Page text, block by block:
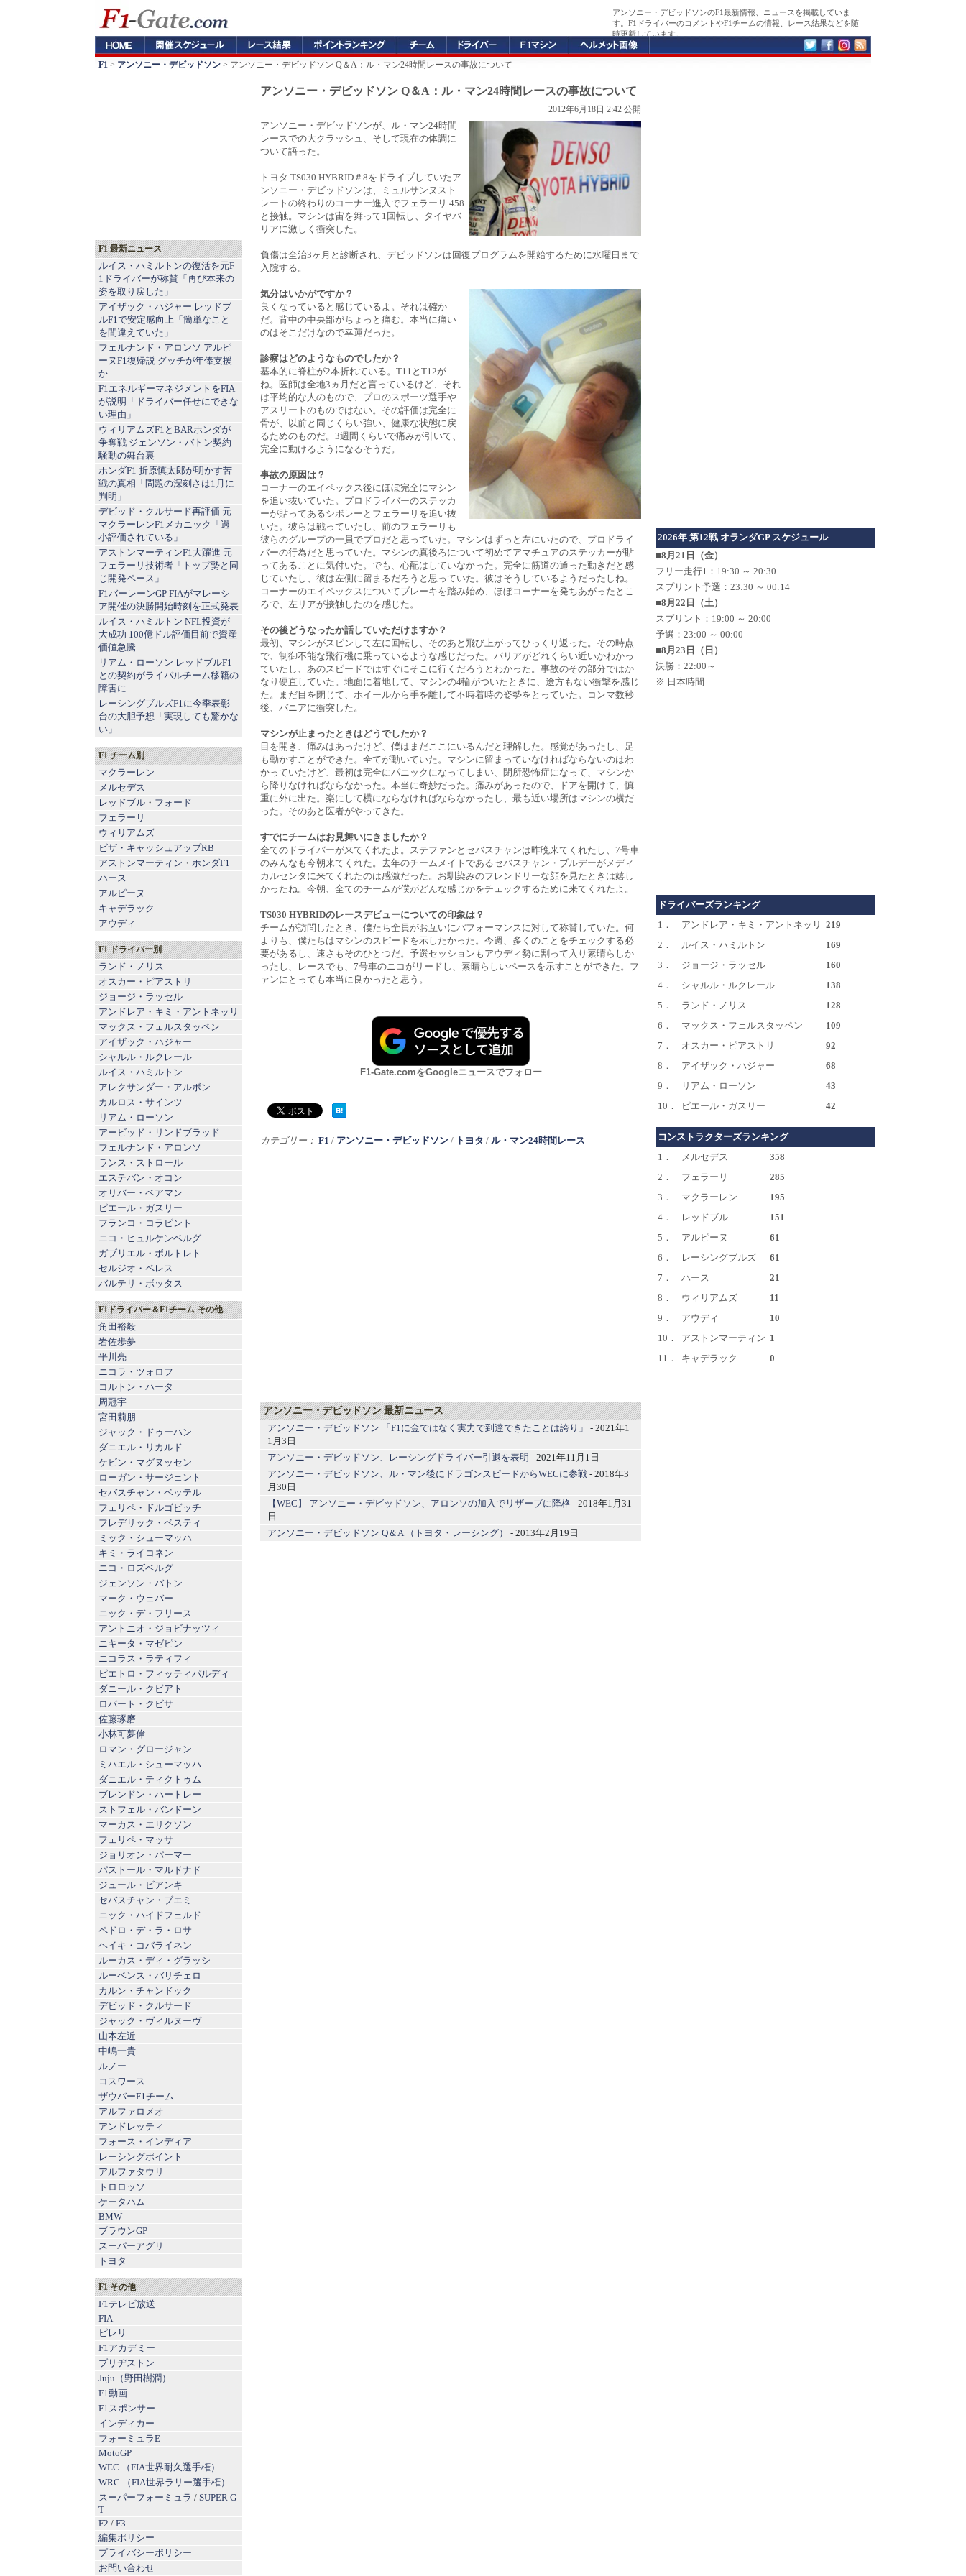
アンソニー・デビッドソンのF1最新情報、ニュースを掲載していま
す。F1ドライバーのコメントやF1チームの情報、レース結果などを随
時更新しています。
F1 > アンソニー・デビッドソン > アンソニー・デビッドソン Q＆A：ル・マン24時間レースの事故について
アンソニー・デビッドソン Q＆A：ル・マン24時間レースの事故について
2012年6月18日 2:42 公開
アンソニー・デビッドソンが、ル・マン24時間
レースでの大クラッシュ、そして現在の体調に
ついて語った。
トヨタ TS030 HYBRID＃8をドライブしていたア
ンソニー・デビッドソンは、ミュルサンヌスト
レートの終わりのコーナー進入でフェラーリ 458
と接触。マシンは宙を舞って1回転し、タイヤバ
リアに激しく衝突した。
負傷は全治3ヶ月と診断され、デビッドソンは回復プログラムを開始するために水曜日まで
入院する。
気分はいかがですか？
良くなっていると感じているよ。それは確か
だ。背中の中央部がちょっと痛む。本当に痛い
のはそこだけなので幸運だった。
診察はどのようなものでしたか？
基本的に脊柱が2本折れている。T11とT12が
ね。医師は全地3ヵ月だと言っているけど、それ
は平均的な人のもので、プロのスポーツ選手や
アスリートのものではない。その評価は完全に
骨が、以前と同じくらい強い、健康な状態に戻
るためのものだ。3週間くらいで痛みが引いて、
完全に動けるようになるそうだ。
事故の原因は？
コーナーのエイペックス後にほぼ完全にマシン
を追い抜いていた。プロドライバーのステッカ
ーが貼ってあるシボレーとフェラーリを追い抜
いた。彼らは戦っていたし、前のフェラーリも
彼らのグループの一員でプロだと思っていた。マシンはずっと左にいたので、プロドライ
バーの行為だと思っていた。マシンの真後ろについて初めてアマチュアのステッカーが貼
ってあることに気付いた。でも、心配はしていなかった。完全に筋道の通った動きだと感
じていたし、彼は左側に留まるだろうと思っていた。彼はそうしているようだったしね。
コーナーのエイペックスについてブレーキを踏み始め、ほぼコーナーを発ちあがったとこ
ろで、左リアが接触したのを感じた。
その後どうなったか話していただけますか？
最初、マシンがスピンして左に回転し、そのあと飛び上がってひっくり返った。その時点
で、制御不能な飛行機に乗っているような感じだった。バリアがどれくらい近いかわかっ
ていたし、あのスピードではすぐにそこに行くだろうとわかった。事故のその部分ではか
なり硬直していた。地面に着地して、マシンの4輪がついたときに、途方もない衝撃を感じ
た。まだ目を閉じて、ホイールから手を離して不時着時の姿勢をとっていた。コンマ数秒
後、バニアに衝突した。
マシンが止まったときはどうでしたか？
目を開き、痛みはあったけど、僕はまだここにいるんだと理解した。感覚があったし、足
も動かすことができた。全てが動いていた。マシンに留まっていなければならないのはわ
かっていたけど、最初は完全にパニックになってしまい、閉所恐怖症になって、マシンか
ら降りなければならなかった。本当に奇妙だった。痛みがあったので、ドアを開けて、慎
重に外に出た。楽にして横にならなければならなかったし、最も近い場所はマシンの横だ
った。そのあと医者がやってきた。
すでにチームはお見舞いにきましたか？
全てのドライバーが来てくれたよ。ステファンとセバスチャンは昨晩来てくれたし、7号車
のみんなも今朝来てくれた。去年のチームメイトであるセバスチャン・ブルデーがメディ
カルセンタに来てくれたのは感激だった。お馴染みのフレンドリーな顔を見たときは嬉し
かったね。今朝、全てのチームが僕がどんな感じかをチェックするために来てくれたよ。
TS030 HYBRIDのレースデビューについての印象は？
チームが訪問したとき、僕たち全員がお互いにパフォーマンスに対して称賛していた。何
よりも、僕たちはマシンのスピードを示したかった。今週、多くのことをチェックする必
要があるし、速さもそのひとつだ。予選セッションもアウディ勢に割って入り素晴らしか
ったし、レースでも、7号車のニコがリードし、素晴らしいペースを示すことができた。フ
ァンにとっても本当に良かったと思う。
F1-Gate.comをGoogleニュースでフォロー
カテゴリー： F1 / アンソニー・デビッドソン / トヨタ / ル・マン24時間レース
アンソニー・デビッドソン 最新ニュース
アンソニー・デビッドソン 「F1に金ではなく実力で到達できたことは誇り」
- 2021年1
1月3日
アンソニー・デビッドソン、レーシングドライバー引退を表明 - 2021年11月1日
アンソニー・デビッドソン、ル・マン後にドラゴンスピードからWECに参戦 - 2018年3
月30日
【WEC】 アンソニー・デビッドソン、アロンソの加入でリザーブに降格 - 2018年1月31
日
アンソニー・デビッドソン Q＆A （トヨタ・レーシング）
- 2013年2月19日
F1 最新ニュース
ルイス・ハミルトンの復活を元F
1ドライバーが称賛「再び本来の
姿を取り戻した」
アイザック・ハジャー レッドブ
ルF1で安定感向上「簡単なこと
を間違えていた」
フェルナンド・アロンソ アルピ
ーヌF1復帰説 グッチが年俸支援
か
F1エネルギーマネジメントをFIA
が説明「ドライバー任せにできな
い理由」
ウィリアムズF1とBARホンダが
争奪戦 ジェンソン・バトン契約
騒動の舞台裏
ホンダF1 折原慎太郎が明かす苦
戦の真相「問題の深刻さは1月に
判明」
デビッド・クルサード再評価 元
マクラーレンF1メカニック「過
小評価されている」
アストンマーティンF1大躍進 元
フェラーリ技術者「トップ勢と同
じ開発ペース」
F1バーレーンGP FIAがマレーシ
ア開催の決勝開始時刻を正式発表
ルイス・ハミルトン NFL投資が
大成功 100億ドル評価目前で資産
価値急騰
リアム・ローソン レッドブルF1
との契約がライバルチーム移籍の
障害に
レーシングブルズF1に今季表彰
台の大胆予想「実現しても驚かな
い」
F1 チーム別
マクラーレン
メルセデス
レッドブル ・ フォード
フェラーリ
ウィリアムズ
ビザ・キャッシュアップRB
アストンマーティン ・ ホンダF1
ハース
アルピーヌ
キャデラック
アウディ
F1 ドライバー別
ランド・ノリス
オスカー・ピアストリ
ジョージ・ラッセル
アンドレア・キミ・アントネッリ
マックス・フェルスタッペン
アイザック・ハジャー
シャルル・ルクレール
ルイス・ハミルトン
アレクサンダー・アルボン
カルロス・サインツ
リアム・ローソン
アービッド・リンドブラッド
フェルナンド・アロンソ
ランス・ストロール
エステバン・オコン
オリバー・ベアマン
ピエール・ガスリー
フランコ・コラピント
ニコ・ヒュルケンベルグ
ガブリエル・ボルトレト
セルジオ・ペレス
バルテリ・ボッタス
F1ドライバー＆F1チーム その他
角田裕毅
岩佐歩夢
平川亮
ニコラ・ツォロフ
コルトン・ハータ
周冠宇
宮田莉朋
ジャック・ドゥーハン
ダニエル・リカルド
ケビン・マグヌッセン
ローガン・サージェント
セバスチャン・ベッテル
フェリペ・ドルゴビッチ
フレデリック・ベスティ
ミック・シューマッハ
キミ・ライコネン
ニコ・ロズベルグ
ジェンソン・バトン
マーク・ウェバー
ニック・デ・フリース
アントニオ・ジョビナッツィ
ニキータ・マゼピン
ニコラス・ラティフィ
ピエトロ・フィッティパルディ
ダニール・クビアト
ロバート・クビサ
佐藤琢磨
小林可夢偉
ロマン・グロージャン
ミハエル・シューマッハ
ダニエル・ティクトゥム
ブレンドン・ハートレー
ストフェル・バンドーン
マーカス・エリクソン
フェリペ・マッサ
ジョリオン・パーマー
パストール・マルドナド
ジュール・ビアンキ
セバスチャン・ブエミ
ニック・ハイドフェルド
ペドロ・デ・ラ・ロサ
ヘイキ・コバライネン
ルーカス・ディ・グラッシ
ルーベンス・バリチェロ
カルン・チャンドック
デビッド・クルサード
ジャック・ヴィルヌーヴ
山本左近
中嶋一貴
ルノー
コスワース
ザウバーF1チーム
アルファロメオ
アンドレッティ
フォース・インディア
レーシングポイント
アルファタウリ
トロロッソ
ケータハム
BMW
ブラウンGP
スーパーアグリ
トヨタ
F1 その他
F1テレビ放送
FIA
ピレリ
F1アカデミー
ブリヂストン
Juju（野田樹潤）
F1動画
F1スポンサー
インディカー
フォーミュラE
MotoGP
WEC （FIA世界耐久選手権）
WRC （FIA世界ラリー選手権）
スーパーフォーミュラ / SUPER G
T
F2 / F3
編集ポリシー
プライバシーポリシー
お問い合わせ
2026年 第12戦 オランダGP スケジュール
■8月21日（金）
フリー走行1：19:30 ～ 20:30
スプリント予選：23:30 ～ 00:14
■8月22日（土）
スプリント：19:00 ～ 20:00
予選：23:00 ～ 00:00
■8月23日（日）
決勝：22:00～
※ 日本時間
ドライバーズランキング
1．
アンドレア・キミ・アントネッリ 219
2．
ルイス・ハミルトン
169
3．
ジョージ・ラッセル
160
4．
シャルル・ルクレール
138
5．
ランド・ノリス
128
6．
マックス・フェルスタッペン
109
7．
オスカー・ピアストリ
92
8．
アイザック・ハジャー
68
9．
リアム・ローソン
43
10．
ピエール・ガスリー 42
コンストラクターズランキング
1．
メルセデス
358
2．
フェラーリ
285
3．
マクラーレン
195
4．
レッドブル
151
5．
アルピーヌ
61
6．
レーシングブルズ
61
7．
ハース
21
8．
ウィリアムズ
11
9．
アウディ
10
10．
アストンマーティン 1
11．
キャデラック 0